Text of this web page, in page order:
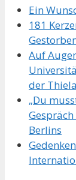
Ein
181
Auf
der
„Du
Berlins